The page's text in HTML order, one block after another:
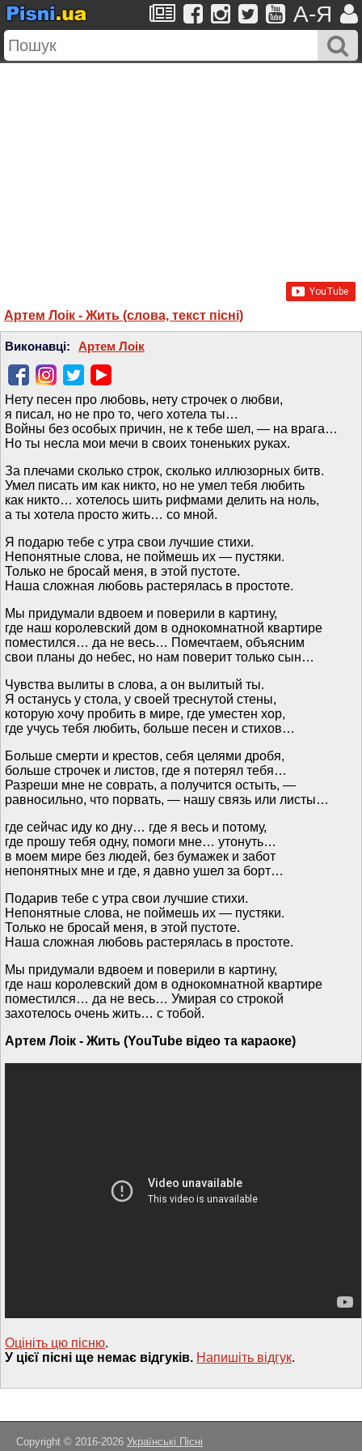
A-Я
Артем Лоік - Жить (слова, текст пісні)
Виконавці: Артем Лоік
Нету песен про любовь, нету строчек о любви,
я писал, но не про то, чего хотела ты…
Войны без особых причин, не к тебе шел, — на врага…
Но ты несла мои мечи в своих тоненьких руках.
За плечами сколько строк, сколько иллюзорных битв.
Умел писать им как никто, но не умел тебя любить
как никто… хотелось шить рифмами делить на ноль,
а ты хотела просто жить… со мной.
Я подарю тебе с утра свои лучшие стихи.
Непонятные слова, не поймешь их — пустяки.
Только не бросай меня, в этой пустоте.
Наша сложная любовь растерялась в простоте.
Мы придумали вдвоем и поверили в картину,
где наш королевский дом в однокомнатной квартире
поместился… да не весь… Помечтаем, объясним
свои планы до небес, но нам поверит только сын…
Чувства вылиты в слова, а он вылитый ты.
Я останусь у стола, у своей треснутой стены,
которую хочу пробить в мире, где уместен хор,
где учусь тебя любить, больше песен и стихов…
Больше смерти и крестов, себя целями дробя,
больше строчек и листов, где я потерял тебя…
Разреши мне не соврать, а получится остыть, —
равносильно, что порвать, — нашу связь или листы…
где сейчас иду ко дну… где я весь и потому,
где прошу тебя одну, помоги мне… утонуть…
в моем мире без людей, без бумажек и забот
непонятных мне и где, я давно ушел за борт…
Подарив тебе с утра свои лучшие стихи.
Непонятные слова, не поймешь их — пустяки.
Только не бросай меня, в этой пустоте.
Наша сложная любовь растерялась в простоте.
Мы придумали вдвоем и поверили в картину,
где наш королевский дом в однокомнатной квартире
поместился… да не весь… Умирая со строкой
захотелось очень жить… с тобой.
Артем Лоік - Жить (YouTube відео та караоке)
Оцініть цю пісню.
У цієї пісні ще немає відгуків. Напишiть вiдгук.
Copyright © 2016-2026 Українські Пісні